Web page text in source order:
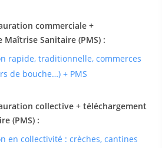
commerciale +
Sanitaire (PMS) :
rapide, traditionnelle, commerces
de bouche…) + PMS
collective + téléchargement
(PMS) :
en collectivité : crèches, cantines